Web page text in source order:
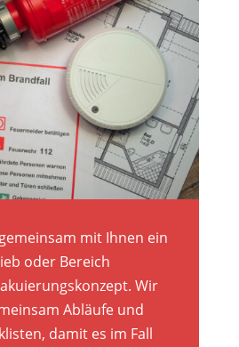
mit Ihnen ein
oder Bereich
Wir
Abläufe und
damit es im Fall